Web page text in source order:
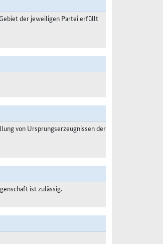
der jeweiligen Partei erfüllt
von Ursprungserzeugnissen der
ist zulässig.